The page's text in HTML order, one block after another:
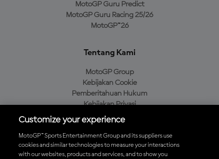
MotoGP Guru Predict
MotoGP Guru Racing 25/26
MotoGP™26
Tentang Kami
MotoGP Group
Kebijakan Cookie
Pemberitahuan Hukum
Kebijakan Privasi
Kebijakan Pembelian
Unduh Aplikasi Resmi MotoGP™
Customize your experience
MotoGP™ Sports Entertainment Group and its suppliers use
cookies and similar technologies to measure your interactions
with our websites, products and services, and to show you